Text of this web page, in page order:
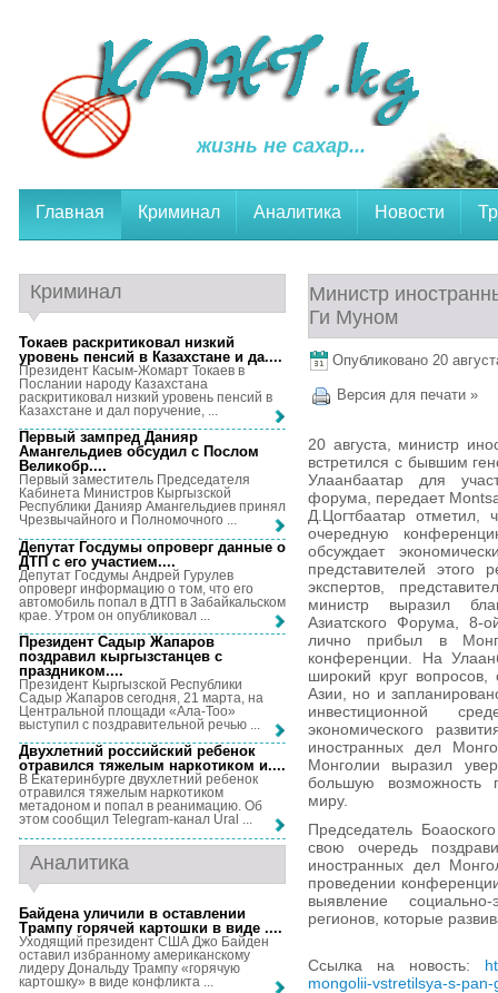
жизнь не сахар...
Главная Криминал Аналитика Новости
Министр
Ги Муном
Опубликовано 20
Версия для печати »
20 августа, министр
встретился с бывшим
Улаанбаатар для
форума, передает
Д.Цогтбаатар отметил,
очередную
обсуждает
представителей
экспертов,
министр выразил
Азиатского Форума,
лично прибыл в
конференции. На
широкий круг вопросов,
Азии, но и
инвестиционной
экономического
иностранных дел
Монголии выразил
большую возможность
миру.
Председатель
свою очередь
иностранных дел
проведении
выявление
регионов, которые
Ссылка на новость:
mongolii-vstretilsya-s-
Криминал
Токаев раскритиковал низкий
уровень пенсий в Казахстане и да....
Президент Касым-Жомарт Токаев в
Послании народу Казахстана
раскритиковал низкий уровень пенсий в
Казахстане и дал поручение, ...
Первый зампред Данияр
Амангельдиев обсудил с Послом
Великобр....
Первый заместитель Председателя
Кабинета Министров Кыргызской
Республики Данияр Амангельдиев принял
Чрезвычайного и Полномочного ...
Депутат Госдумы опроверг данные о
ДТП с его участием....
Депутат Госдумы Андрей Гурулев
опроверг информацию о том, что его
автомобиль попал в ДТП в Забайкальском
крае. Утром он опубликовал ...
Президент Садыр Жапаров
поздравил кыргызстанцев с
праздником....
Президент Кыргызской Республики
Садыр Жапаров сегодня, 21 марта, на
Центральной площади «Ала-Тоо»
выступил с поздравительной речью ...
Двухлетний российский ребенок
отравился тяжелым наркотиком и....
В Екатеринбурге двухлетний ребенок
отравился тяжелым наркотиком
метадоном и попал в реанимацию. Об
этом сообщил Telegram-канал Ural ...
Аналитика
Байдена уличили в оставлении
Трампу горячей картошки в виде ....
Уходящий президент США Джо Байден
оставил избранному американскому
лидеру Дональду Трампу «горячую
картошку» в виде конфликта ...